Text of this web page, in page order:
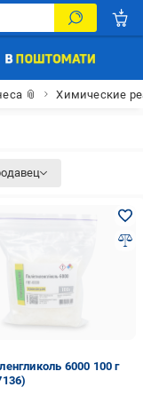
📎 Химические
6000 100 г